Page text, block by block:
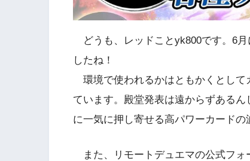
どうも、レッドことyk800です。6
したね！
環境で使われるかはともかくとして
ています。殿堂発表は遠からずある
に一気に押し寄せる高パワーカードの
また、リモートデュエマの公式フォ